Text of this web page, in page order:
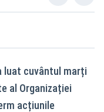
luat cuvântul marți
al Organizației
acțiunile